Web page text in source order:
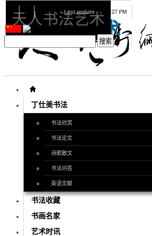
天人书法艺术
丁仕美书法
书法欣赏
书法论文
诗歌散文
书法问答
英语文献
书法收藏
书画名家
艺术时讯
08 09 2026 Last update 08:15:27 PM
天人书法艺术